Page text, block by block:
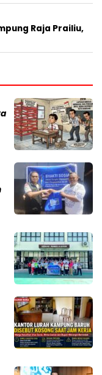
Raja Prailiu,